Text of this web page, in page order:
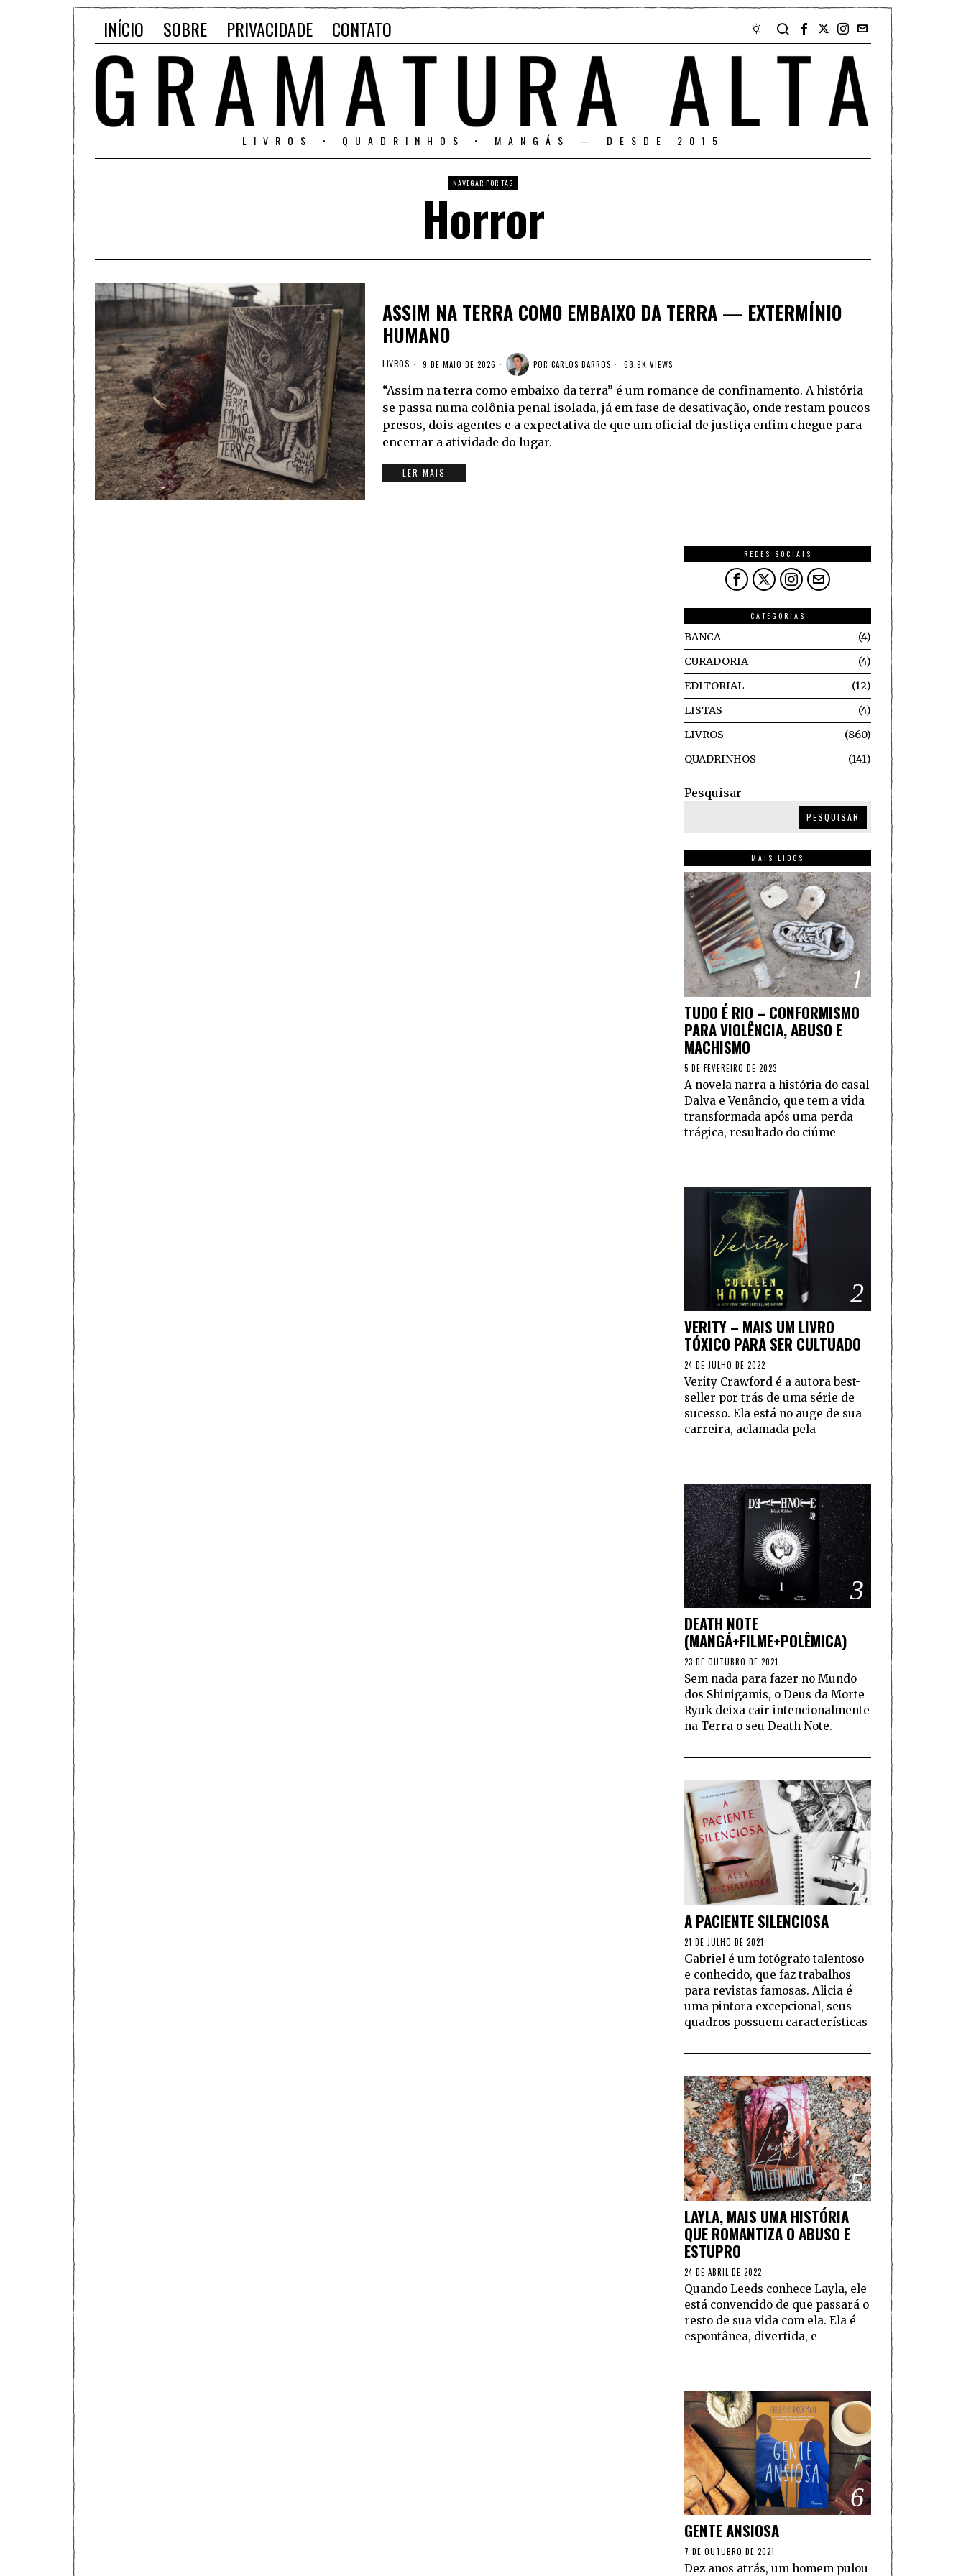
INÍCIO SOBRE PRIVACIDADE CONTATO
LIVROS • QUADRINHOS • MANGÁS — DESDE 2015
NAVEGAR POR TAG
Horror
ASSIM NA TERRA COMO EMBAIXO DA TERRA — EXTERMÍNIO
HUMANO
LIVROS 9 DE MAIO DE 2026 POR CARLOS BARROS 68.9K VIEWS
“Assim na terra como embaixo da terra” é um romance de confinamento. A história
se passa numa colônia penal isolada, já em fase de desativação, onde restam poucos
presos, dois agentes e a expectativa de que um oficial de justiça enfim chegue para
encerrar a atividade do lugar.
LER MAIS
REDES SOCIAIS
CATEGORIAS
BANCA
4
CURADORIA
4
EDITORIAL
12
LISTAS
4
LIVROS
860
QUADRINHOS
141
Pesquisar
PESQUISAR
MAIS LIDOS
1
TUDO É RIO – CONFORMISMO
PARA VIOLÊNCIA, ABUSO E
MACHISMO
5 DE FEVEREIRO DE 2023
A novela narra a história do casal
Dalva e Venâncio, que tem a vida
transformada após uma perda
trágica, resultado do ciúme
2
VERITY – MAIS UM LIVRO
TÓXICO PARA SER CULTUADO
24 DE JULHO DE 2022
Verity Crawford é a autora best-
seller por trás de uma série de
sucesso. Ela está no auge de sua
carreira, aclamada pela
3
DEATH NOTE
(MANGÁ+FILME+POLÊMICA)
23 DE OUTUBRO DE 2021
Sem nada para fazer no Mundo
dos Shinigamis, o Deus da Morte
Ryuk deixa cair intencionalmente
na Terra o seu Death Note.
4
A PACIENTE SILENCIOSA
21 DE JULHO DE 2021
Gabriel é um fotógrafo talentoso
e conhecido, que faz trabalhos
para revistas famosas. Alicia é
uma pintora excepcional, seus
quadros possuem características
5
LAYLA, MAIS UMA HISTÓRIA
QUE ROMANTIZA O ABUSO E
ESTUPRO
24 DE ABRIL DE 2022
Quando Leeds conhece Layla, ele
está convencido de que passará o
resto de sua vida com ela. Ela é
espontânea, divertida, e
6
GENTE ANSIOSA
7 DE OUTUBRO DE 2021
Dez anos atrás, um homem pulou